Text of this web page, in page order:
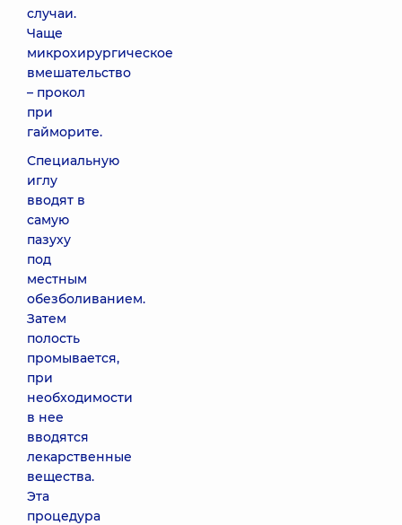
случаи.
Чаще
микрохирургическое
вмешательство
– прокол
при
гайморите.
Специальную
иглу
вводят в
самую
пазуху
под
местным
обезболиванием.
Затем
полость
промывается,
при
необходимости
в нее
вводятся
лекарственные
вещества.
Эта
процедура